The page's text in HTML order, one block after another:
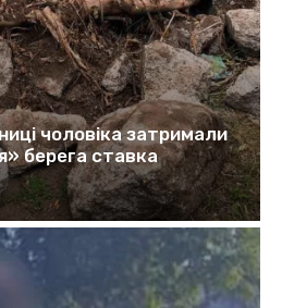
чоловіка затримали
берега ставка